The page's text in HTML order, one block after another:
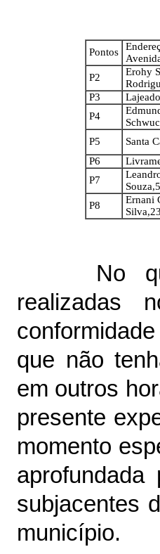
Pontos
P2
Erohy
P3
P4
P5 Santa
P6
P7
P8
Ernani
No
realizadas
que não
em outros
presente
momento
subjacentes
município.